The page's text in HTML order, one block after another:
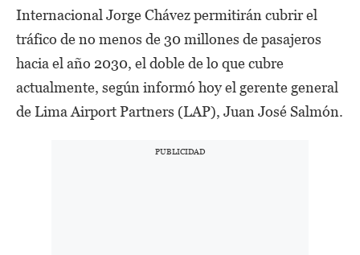
Internacional Jorge Chávez permitirán cubrir el
tráfico de no menos de 30 millones de pasajeros
hacia el año 2030, el doble de lo que cubre
actualmente, según informó hoy el gerente general
de Lima Airport Partners (LAP), Juan José Salmón.